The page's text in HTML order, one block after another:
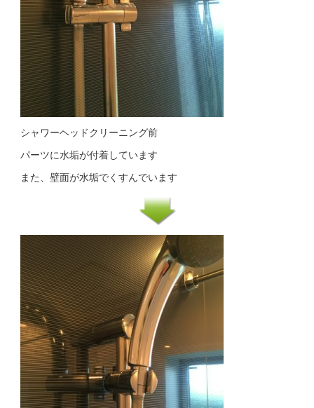
シャワーヘッドクリーニング前
パーツに水垢が付着しています
また、壁面が水垢でくすんでいます